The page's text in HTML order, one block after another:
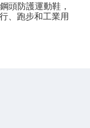
頭防護運動鞋，
、跑步和工業用